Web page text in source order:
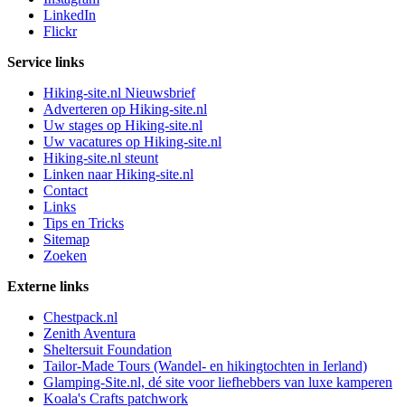
LinkedIn
Flickr
Service links
Hiking-site.nl Nieuwsbrief
Adverteren op Hiking-site.nl
Uw stages op Hiking-site.nl
Uw vacatures op Hiking-site.nl
Hiking-site.nl steunt
Linken naar Hiking-site.nl
Contact
Links
Tips en Tricks
Sitemap
Zoeken
Externe links
Chestpack.nl
Zenith Aventura
Sheltersuit Foundation
Tailor-Made Tours (Wandel- en hikingtochten in Ierland)
Glamping-Site.nl, dé site voor liefhebbers van luxe kamperen
Koala's Crafts patchwork